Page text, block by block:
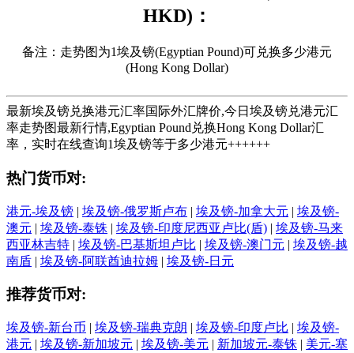
HKD)：
备注：走势图为1埃及镑(Egyptian Pound)可兑换多少港元
(Hong Kong Dollar)
最新埃及镑兑换港元汇率国际外汇牌价,今日埃及镑兑港元汇
率走势图最新行情,Egyptian Pound兑换Hong Kong Dollar汇
率，实时在线查询1埃及镑等于多少港元++++++
热门货币对:
港元-埃及镑 | 埃及镑-俄罗斯卢布 | 埃及镑-加拿大元 | 埃及镑-
澳元 | 埃及镑-泰铢 | 埃及镑-印度尼西亚卢比(盾) | 埃及镑-马来
西亚林吉特 | 埃及镑-巴基斯坦卢比 | 埃及镑-澳门元 | 埃及镑-越
南盾 | 埃及镑-阿联酋迪拉姆 | 埃及镑-日元
推荐货币对:
埃及镑-新台币 | 埃及镑-瑞典克朗 | 埃及镑-印度卢比 | 埃及镑-
港元 | 埃及镑-新加坡元 | 埃及镑-美元 | 新加坡元-泰铢 | 美元-塞